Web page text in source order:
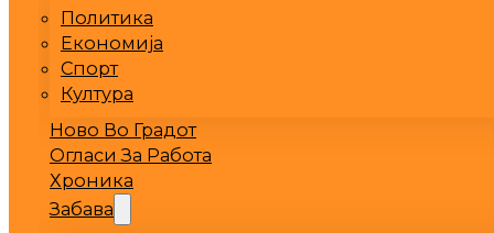
Политика
Економија
Спорт
Култура
Ново Во Градот
Огласи За Работа
Хроника
Забава